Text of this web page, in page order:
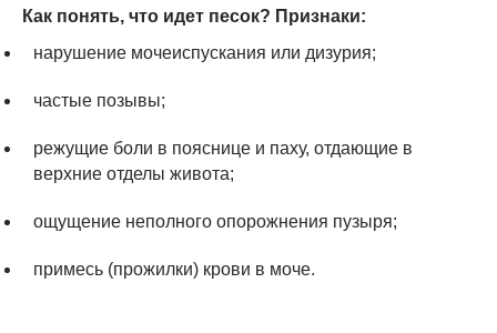
Как понять, что идет песок? Признаки:
нарушение мочеиспускания или дизурия;
частые позывы;
режущие боли в пояснице и паху, отдающие в
верхние отделы живота;
ощущение неполного опорожнения пузыря;
примесь (прожилки) крови в моче.